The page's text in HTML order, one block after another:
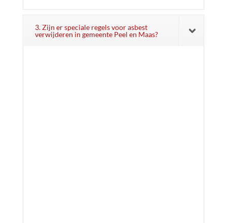
3. Zijn er speciale regels voor asbest
verwijderen in gemeente Peel en Maas?